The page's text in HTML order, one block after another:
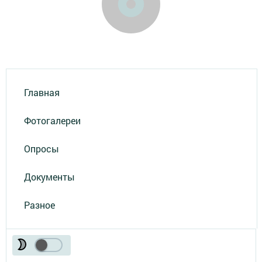
Главная
Фотогалереи
Опросы
Документы
Разное